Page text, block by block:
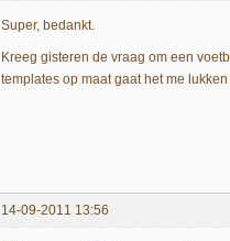
Super, bedankt.
Kreeg gisteren de vraag om een
templates op maat gaat het me
14-09-2011 13:56